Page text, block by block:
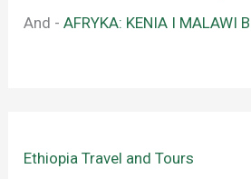
And -AFRYKA: KENIA I MALAWI
Ethiopia Travel and Tours